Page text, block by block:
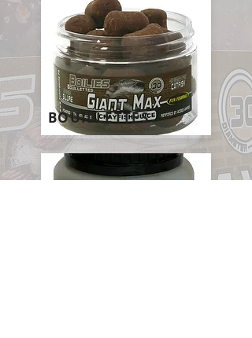
BOUILLETTES